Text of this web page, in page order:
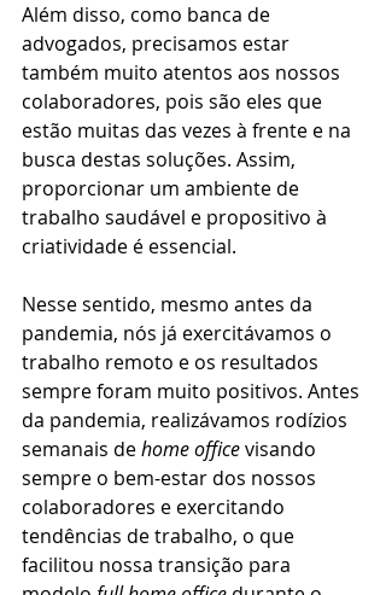
Além disso, como banca de
advogados, precisamos estar
também muito atentos aos nossos
colaboradores, pois são eles que
estão muitas das vezes à frente e na
busca destas soluções. Assim,
proporcionar um ambiente de
trabalho saudável e propositivo à
criatividade é essencial.
Nesse sentido, mesmo antes da
pandemia, nós já exercitávamos o
trabalho remoto e os resultados
sempre foram muito positivos. Antes
da pandemia, realizávamos rodízios
semanais de home office visando
sempre o bem-estar dos nossos
colaboradores e exercitando
tendências de trabalho, o que
facilitou nossa transição para